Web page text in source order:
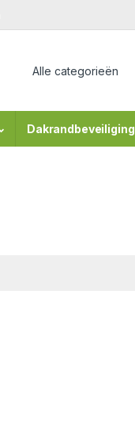
Dakrandbeveiliging